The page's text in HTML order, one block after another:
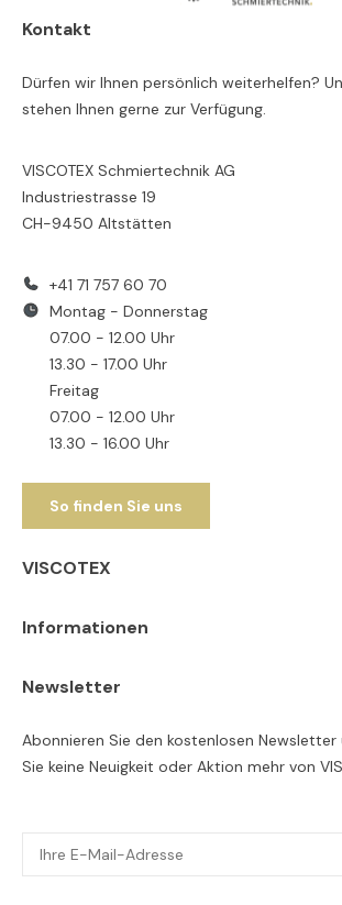
Kontakt
Dürfen wir Ihnen persönlich weiterhelfen?
stehen Ihnen gerne zur Verfügung.
VISCOTEX Schmiertechnik AG
Industriestrasse 19
CH-9450 Altstätten
+41 71 757 60 70
Montag - Donnerstag
07.00 - 12.00 Uhr
13.30 - 17.00 Uhr
Freitag
07.00 - 12.00 Uhr
13.30 - 16.00 Uhr
So finden Sie uns
VISCOTEX
Informationen
Newsletter
Abonnieren Sie den kostenlosen Newsletter
Sie keine Neuigkeit oder Aktion mehr von